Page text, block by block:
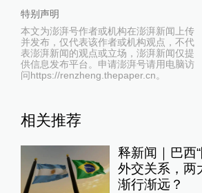
特别声明
本文为澎湃号作者或机构在澎湃新闻上传
并发布，仅代表该作者或机构观点，不代
表澎湃新闻的观点或立场，澎湃新闻仅提
供信息发布平台。申请澎湃号请用电脑访
问https://renzheng.thepaper.cn。
相关推荐
释新闻｜巴西
外交关系，两
渐行渐远？